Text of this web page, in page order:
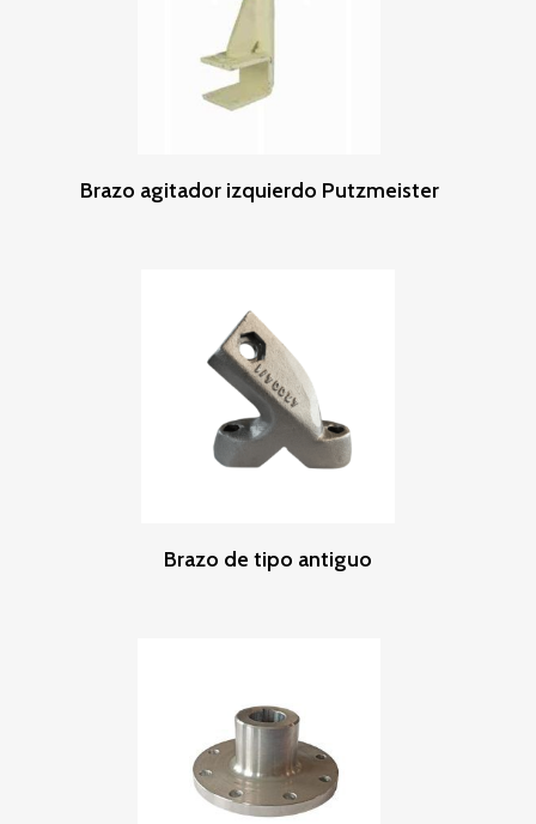
Leer Más
Brazo agitador izquierdo Putzmeister
Leer Más
Brazo de tipo antiguo